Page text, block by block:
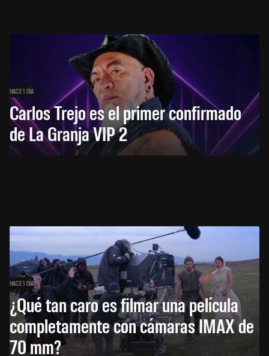
HACE 1 DÍA
Carlos Trejo es el primer confirmado
de La Granja VIP 2
HACE 1 DÍA
¿Qué tan caro es filmar una película
completamente con cámaras IMAX de
70 mm?